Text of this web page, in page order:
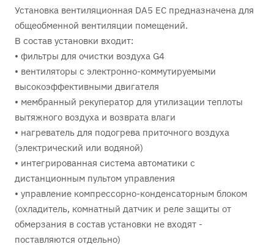
Установка вентиляционная DA5 EC предназначена для
общеобменной вентиляции помещений.
В состав установки входит:
• фильтры для очистки воздуха G4
• вентиляторы c электронно-коммутируемыми
высокоэффективными двигателя
• мембранный рекуператор для утилизации теплоты
вытяжного воздуха и возврата влаги
• нагреватель для подогрева приточного воздуха
(электрический или водяной)
• интегрированная система автоматики с
дистанционным пультом управления
• управление компрессорно-конденсаторным блоком
(охладитель, комнатный датчик и реле защиты от
обмерзания в состав установки не входят -
поставляются отдельно)